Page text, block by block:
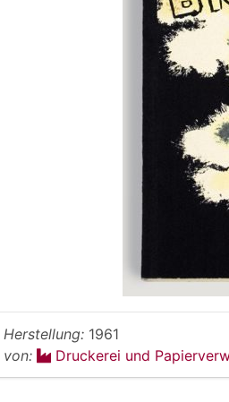
Herstellung: 1961
von:
Druckerei und